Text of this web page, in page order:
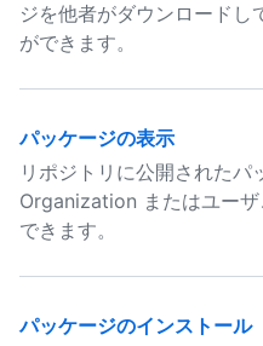
ジを他者がダウンロードし
ができます。
パッケージの表示
リポジトリに公開されたパ
Organization またはユー
できます。
パッケージのインストール